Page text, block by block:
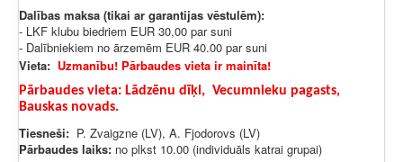
Dalības maksa (tikai ar garantijas vēstulēm):
- LKF klubu biedriem EUR 30,00 par suni
- Dalībniekiem no ārzemēm EUR 40.00 par suni
Vieta: Uzmanību! Pārbaudes vieta ir mainīta!
Pārbaudes vieta: Lādzēnu dīķi, Vecumnieku pagasts,
Bauskas novads.
Tiesneši: P. Zvaigzne (LV), A. Fjodorovs (LV)
Pārbaudes laiks: no plkst 10.00 (individuāls katrai grupai)